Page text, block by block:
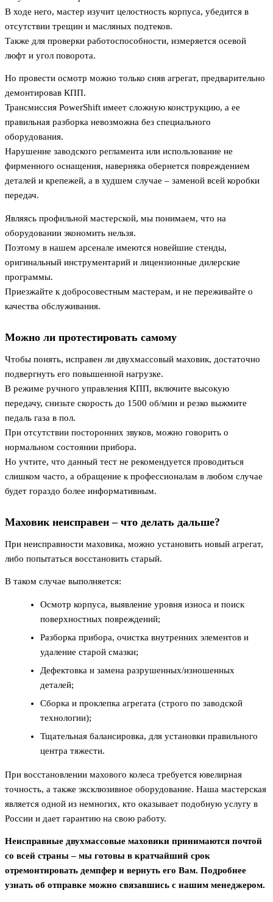
В ходе него, мастер изучит целостность корпуса, убедится в
отсутствии трещин и масляных подтеков.
Также для проверки работоспособности, измеряется осевой
люфт и угол поворота.
Но провести осмотр можно только сняв агрегат, предварительно
демонтировав КПП.
Трансмиссия PowerShift имеет сложную конструкцию, а ее
правильная разборка невозможна без специального
оборудования.
Нарушение заводского регламента или использование не
фирменного оснащения, наверняка обернется повреждением
деталей и крепежей, а в худшем случае – заменой всей коробки
передач.
Являясь профильной мастерской, мы понимаем, что на
оборудовании экономить нельзя.
Поэтому в нашем арсенале имеются новейшие стенды,
оригинальный инструментарий и лицензионные дилерские
программы.
Приезжайте к добросовестным мастерам, и не переживайте о
качества обслуживания.
Можно ли протестировать самому
Чтобы понять, исправен ли двухмассовый маховик, достаточно
подвергнуть его повышенной нагрузке.
В режиме ручного управления КПП, включите высокую
передачу, снизьте скорость до 1500 об/мин и резко выжмите
педаль газа в пол.
При отсутствии посторонних звуков, можно говорить о
нормальном состоянии прибора.
Но учтите, что данный тест не рекомендуется проводиться
слишком часто, а обращение к профессионалам в любом случае
будет гораздо более информативным.
Маховик неисправен – что делать дальше?
При неисправности маховика, можно установить новый агрегат,
либо попытаться восстановить старый.
В таком случае выполняется:
Осмотр корпуса, выявление уровня износа и поиск
поверхностных повреждений;
Разборка прибора, очистка внутренних элементов и
удаление старой смазки;
Дефектовка и замена разрушенных/изношенных
деталей;
Сборка и проклепка агрегата (строго по заводской
технологии);
Тщательная балансировка, для установки правильного
центра тяжести.
При восстановлении махового колеса требуется ювелирная
точность, а также эксклюзивное оборудование. Наша мастерская
является одной из немногих, кто оказывает подобную услугу в
России и дает гарантию на свою работу.
Неисправные двухмассовые маховики принимаются почтой
со всей страны – мы готовы в кратчайший срок
отремонтировать демпфер и вернуть его Вам. Подробнее
узнать об отправке можно связавшись с нашим менеджером.